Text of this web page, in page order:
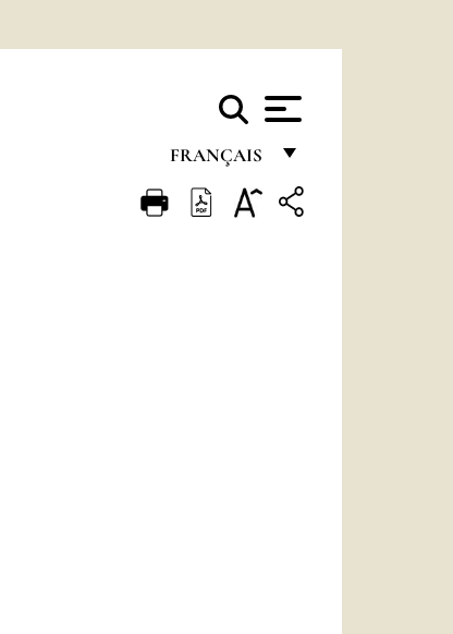
FRANÇAIS
FRANÇAIS